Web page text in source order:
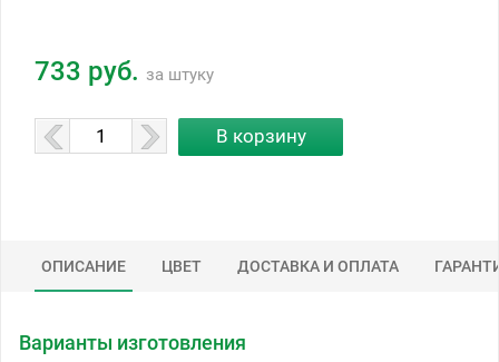
733 руб. за штуку
ОПИСАНИЕ ЦВЕТ ДОСТАВКА И ОПЛАТА
Варианты изготовления